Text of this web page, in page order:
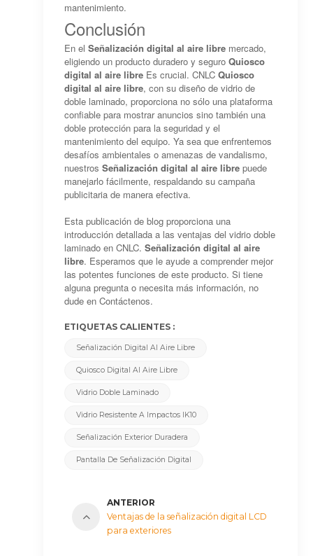
mantenimiento.
Conclusión
En elSeñalización digital al aire libre mercado,
eligiendo un producto duradero y seguroQuiosco
digital al aire libre Es crucial. CNLCQuiosco
digital al aire libre, con su diseño de vidrio de
doble laminado, proporciona no sólo una plataforma
confiable para mostrar anuncios sino también una
doble protección para la seguridad y el
mantenimiento del equipo. Ya sea que enfrentemos
desafíos ambientales o amenazas de vandalismo,
nuestrosSeñalización digital al aire libre puede
manejarlo fácilmente, respaldando su campaña
publicitaria de manera efectiva.
Esta publicación de blog proporciona una
introducción detallada a las ventajas del vidrio doble
laminado en CNLC.Señalización digital al aire
libre. Esperamos que le ayude a comprender mejor
las potentes funciones de este producto. Si tiene
alguna pregunta o necesita más información, no
dude enContáctenos.
ETIQUETAS CALIENTES :
Señalización Digital Al Aire Libre
Quiosco Digital Al Aire Libre
Vidrio Doble Laminado
Vidrio Resistente A Impactos IK10
Señalización Exterior Duradera
Pantalla De Señalización Digital
ANTERIOR
Ventajas de la señalización digital LCD
para exteriores